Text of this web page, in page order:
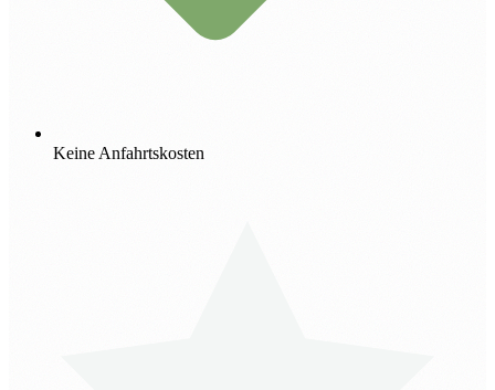
Keine Anfahrtskosten